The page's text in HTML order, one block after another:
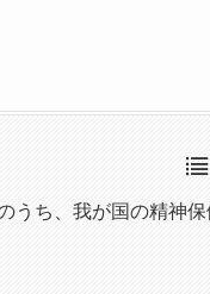
ち、我が国の精神